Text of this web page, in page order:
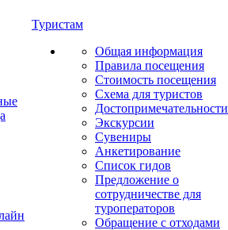
Туристам
Общая информация
Правила посещения
Стоимость посещения
Схема для туристов
Достопримечательности
Экскурсии
Сувениры
Анкетирование
Список гидов
Предложение о
сотрудничестве для
туроператоров
Обращение с отходами